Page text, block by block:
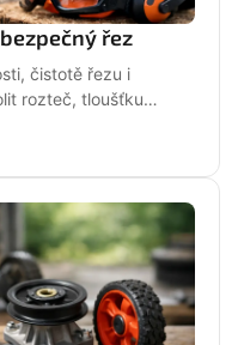
řez
čistotě řezu i
rozteč, tloušťku